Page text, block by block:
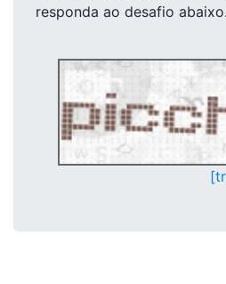
responda ao desafio abaixo.